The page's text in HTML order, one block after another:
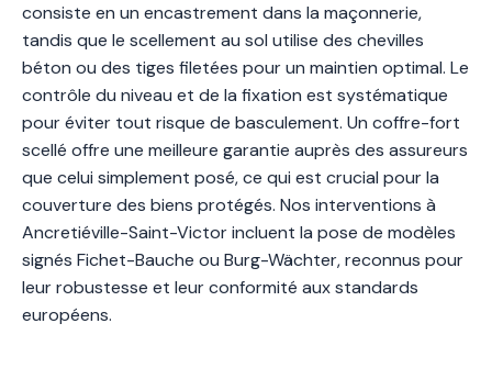
consiste en un encastrement dans la maçonnerie,
tandis que le scellement au sol utilise des chevilles
béton ou des tiges filetées pour un maintien optimal. Le
contrôle du niveau et de la fixation est systématique
pour éviter tout risque de basculement. Un coffre-fort
scellé offre une meilleure garantie auprès des assureurs
que celui simplement posé, ce qui est crucial pour la
couverture des biens protégés. Nos interventions à
Ancretiéville-Saint-Victor incluent la pose de modèles
signés Fichet-Bauche ou Burg-Wächter, reconnus pour
leur robustesse et leur conformité aux standards
européens.